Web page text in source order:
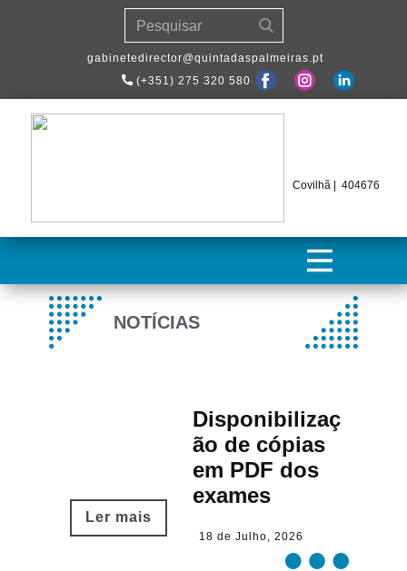
​gabinetedirector@quintadaspalmeiras.pt
(+351) 275 320 580
Covilhã | 404676
NOTÍCIAS
Disponibilizaç
ão de cópias
em PDF dos
exames
18 de Julho, 2026
Ler mais​